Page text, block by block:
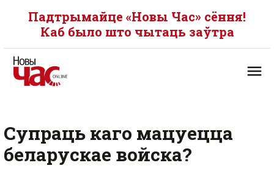
Падтрымайце «Новы Час» сёння!
Каб было што чытаць заўтра
Супраць каго мацуецца
беларускае войска?